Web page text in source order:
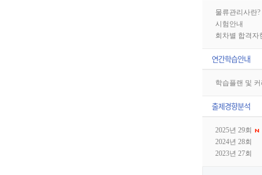
물류관리사란?
시험안내
회차별 합격자
연간학습안내
학습플랜 및
출제경향분석
2025년 29회
2024년 28회
2023년 27회